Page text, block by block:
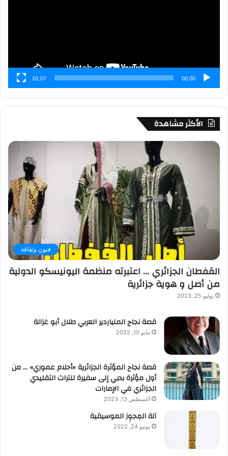
00:00
01:07
الأكثر مشاهدة
فنون وثقافة
القفطان الجزائري … اعتبرته منظمة اليونيسكو الدولية
من أصل و هوية جزائرية
يوليو 25, 2023
قصة نجاح الملياردير العربي طلال أبو غزالة
مايو 10, 2022
قصة نجاح المؤثرة الجزائرية «أحلام عموري» … من
أول مؤثرة بدبي إلى سفيرة للتراث التقليدي
الجزائري في الإمارات
أغسطس 13, 2023
آلة المِجوِز الموسيقية‎‎
يونيو 24, 2022